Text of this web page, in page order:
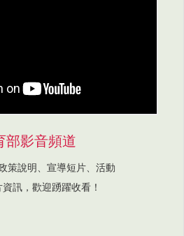
部影音頻道
策說明、宣導短片、活動
訊，歡迎踴躍收看！